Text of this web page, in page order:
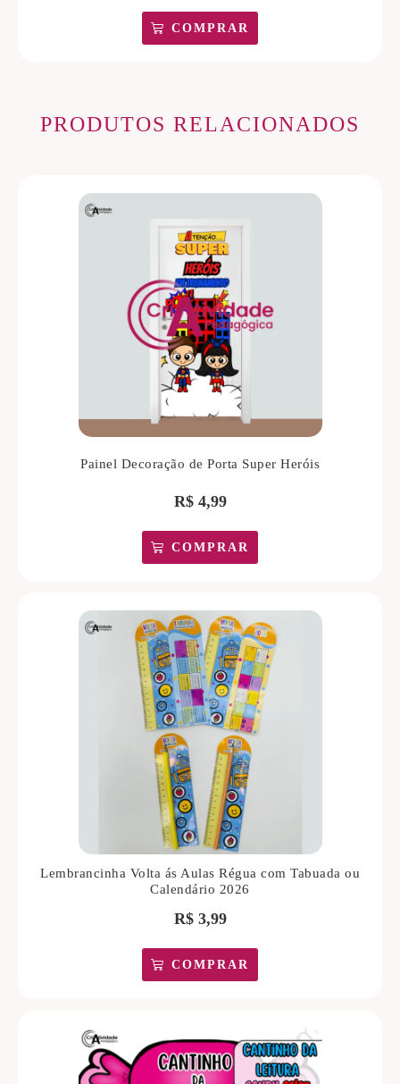
COMPRAR
PRODUTOS RELACIONADOS
Painel Decoração de Porta Super Heróis
R$4,99
COMPRAR
Lembrancinha Volta ás Aulas Régua com Tabuada ou
Calendário 2026
R$3,99
COMPRAR